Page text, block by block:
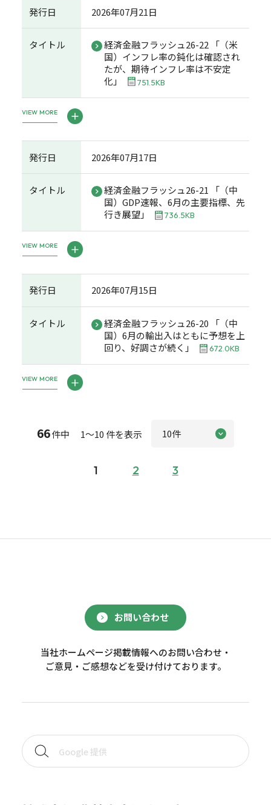
発行日 2026年07月21日
タイトル
経済金融フラッシュ26-22 「（米
国）インフレ率の鈍化は確認され
たが、期待インフレ率は不安定
化」
751.5KB
VIEW MORE
発行日 2026年07月17日
タイトル
経済金融フラッシュ26-21 「（中
国）GDP速報、6月の主要指標、先
行き展望」
736.5KB
VIEW MORE
発行日 2026年07月15日
タイトル
経済金融フラッシュ26-20 「（中
国）6月の輸出入はともに予想を上
回り、好調さが続く」
672.0KB
VIEW MORE
66件中 1～10 件を表示
1 2 3
お問い合わせ
当社ホームページ掲載情報へのお問い合わせ・
ご意見・ご感想などを受け付けております。